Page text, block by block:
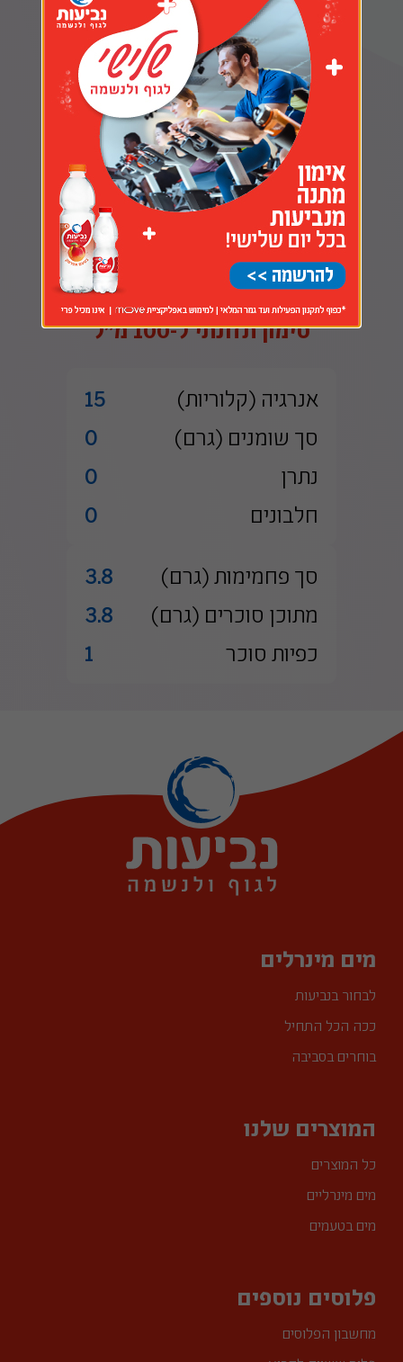
טעם נהדר - 15 קלוריות ל100 מ״ל
ללא צבעי מאכל
ללא חומרים משמרים
לבחירה בין בקבוק חצי ליטר לליטר וחצי
סימון תזונתי ל-100 מ״ל
אנרגיה (קלוריות)
15
סך שומנים (גרם)
0
נתרן
0
חלבונים
0
סך פחמימות (גרם)
3.8
מתוכן סוכרים (גרם)
3.8
כפיות סוכר
1
מים מינרלים
לבחור בנביעות
ככה הכל התחיל
בוחרים בסביבה
המוצרים שלנו
כל המוצרים
מים מינרליים
מים בטעמים
פלוסים נוספים
מחשבון הפלוסים